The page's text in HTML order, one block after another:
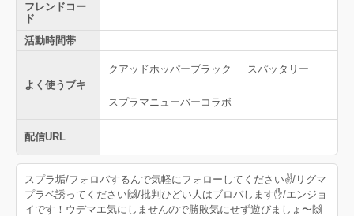
フレンドコー
ド
活動時間帯
よく使うブキ
クアッドホッパーブラック スパッタリー
スプラマニューバーコラボ
配信URL
スプラ垢/フォロバするんで気軽にフォローしてください✌️/リグマ
プラベ誘ってください🙌/批判ひどい人はブロバします✋/エンジョ
イです！ウデマエ気にしませんので勝敗気にせず遊びましょ〜🙌